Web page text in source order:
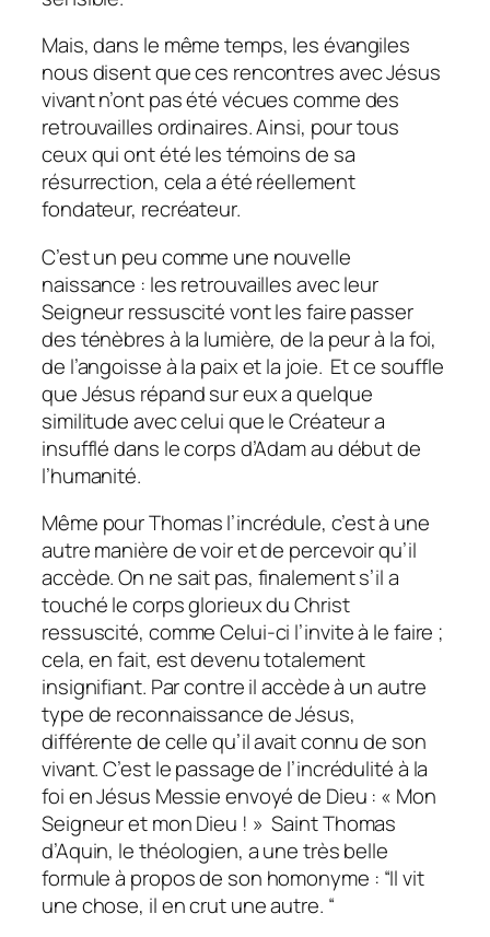
Mais, dans le même temps, les évangiles
nous disent que ces rencontres avec Jésus
vivant n’ont pas été vécues comme des
retrouvailles ordinaires. Ainsi, pour tous
ceux qui ont été les témoins de sa
résurrection, cela a été réellement
fondateur, recréateur.
C’est un peu comme une nouvelle
naissance : les retrouvailles avec leur
Seigneur ressuscité vont les faire passer
des ténèbres à la lumière, de la peur à la foi,
de l’angoisse à la paix et la joie. Et ce souffle
que Jésus répand sur eux a quelque
similitude avec celui que le Créateur a
insufflé dans le corps d’Adam au début de
l’humanité.
Même pour Thomas l’incrédule, c’est à une
autre manière de voir et de percevoir qu’il
accède. On ne sait pas, finalement s’il a
touché le corps glorieux du Christ
ressuscité, comme Celui-ci l’invite à le faire ;
cela, en fait, est devenu totalement
insignifiant. Par contre il accède à un autre
type de reconnaissance de Jésus,
différente de celle qu’il avait connu de son
vivant. C’est le passage de l’incrédulité à la
foi en Jésus Messie envoyé de Dieu : « Mon
Seigneur et mon Dieu ! » Saint Thomas
d’Aquin, le théologien, a une très belle
formule à propos de son homonyme : “Il vit
une chose, il en crut une autre. “